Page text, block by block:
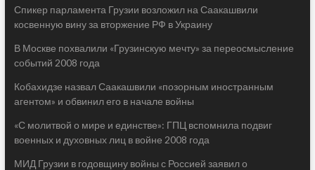
Спикер парламента Грузии возложил на Саакашвили
косвенную вину за вторжение РФ в Украину
В Москве похвалили «Грузинскую мечту» за переосмысление
событий 2008 года
Кобахидзе назвал Саакашвили «позорным иностранным
агентом» и обвинил его в начале войны
«С молитвой о мире и единстве»: ГПЦ вспомнила подвиг
военных и духовных лиц в войне 2008 года
МИД Грузии в годовщину войны с Россией заявил о